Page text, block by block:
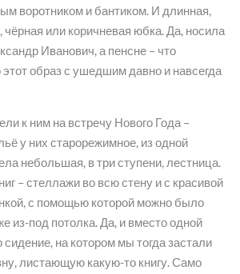
воротником и бантиком. И длинная,
чёрная или коричневая юбка. Да, носила
Иванович, а пенсне – что
образ с ушедшим давно и навсегда
к ним на встречу Нового Года –
у них старорежимное, из одной
небольшая, в три ступени, лестница.
– стеллажи во всю стену и с красивой
с помощью которой можно было
из-под потолка. Да, и вместо одной
на котором мы тогда застали
листающую какую-то книгу. Само